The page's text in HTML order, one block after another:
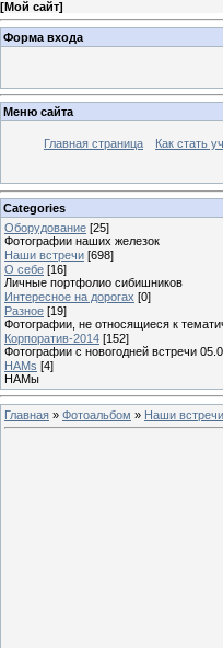
[Мой сайт]
Форма входа
Меню сайта
Главная страница Как стать
Categories
Оборудование [25]
Фотографии наших железок
Наши встречи [698]
О себе [16]
Личные портфолио сибишников
Интересное на дорогах [0]
Разное [19]
Фотографии, не относящиеся к
Корпоратив-2014 [152]
Фотографии с новогодней встречи
HAMs [4]
HAMы
Главная » Фотоальбом » Наши встречи